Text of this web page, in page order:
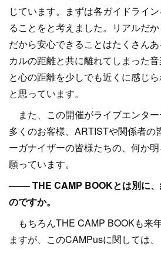
じています。まずは各ガイドライ
ることをと考えました。リアルだ
だから安心できることはたくさん
カルの距離と共に離れてしまった
と心の距離を少しでも近くに感じ
と思っています。
また、この開催がライブエンタ
多くのお客様、ARTISTや関係者の
ーガナイザーの皆様たちの、何か
願っています。
–––– THE CAMP BOOKとは別に
のですか。
もちろんTHE CAMP BOOKも来
ますが、このCAMPusに関しては、